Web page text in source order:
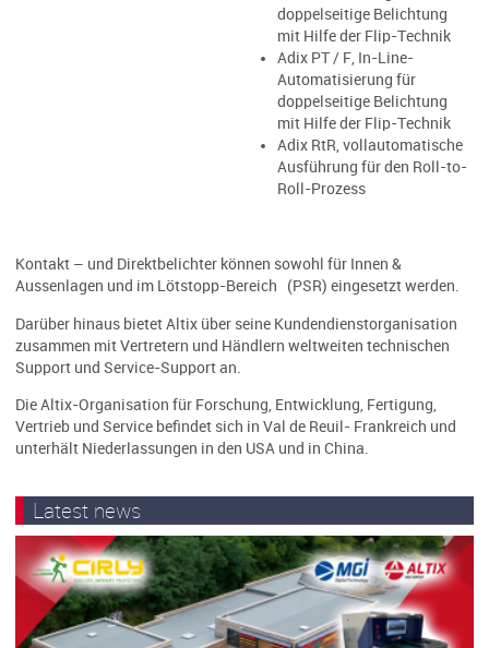
Latest news
doppelseitige Belichtung
mit Hilfe der Flip-Technik
Adix PT / F, In-Line-
Automatisierung für
doppelseitige Belichtung
mit Hilfe der Flip-Technik
Adix RtR, vollautomatische
Ausführung für den Roll-to-
Roll-Prozess
Kontakt – und Direktbelichter können sowohl für Innen &
Aussenlagen und im Lötstopp-Bereich (PSR) eingesetzt werden.
Darüber hinaus bietet Altix über seine Kundendienstorganisation
zusammen mit Vertretern und Händlern weltweiten technischen
Support und Service-Support an.
Die Altix-Organisation für Forschung, Entwicklung, Fertigung,
Vertrieb und Service befindet sich in Val de Reuil- Frankreich und
unterhält Niederlassungen in den USA und in China.